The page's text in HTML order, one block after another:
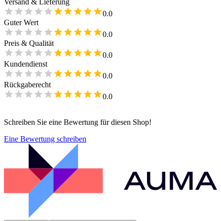
Versand & Lieferung
0.0
Guter Wert
0.0
Preis & Qualität
0.0
Kundendienst
0.0
Rückgaberecht
0.0
Schreiben Sie eine Bewertung für diesen Shop!
Eine Bewertung schreiben